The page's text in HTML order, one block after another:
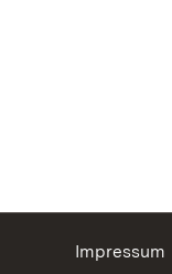
Impressum